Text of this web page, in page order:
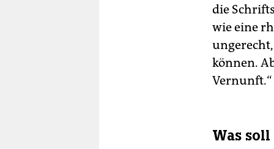
die
wie eine
können.
Vernunft.“
Was soll